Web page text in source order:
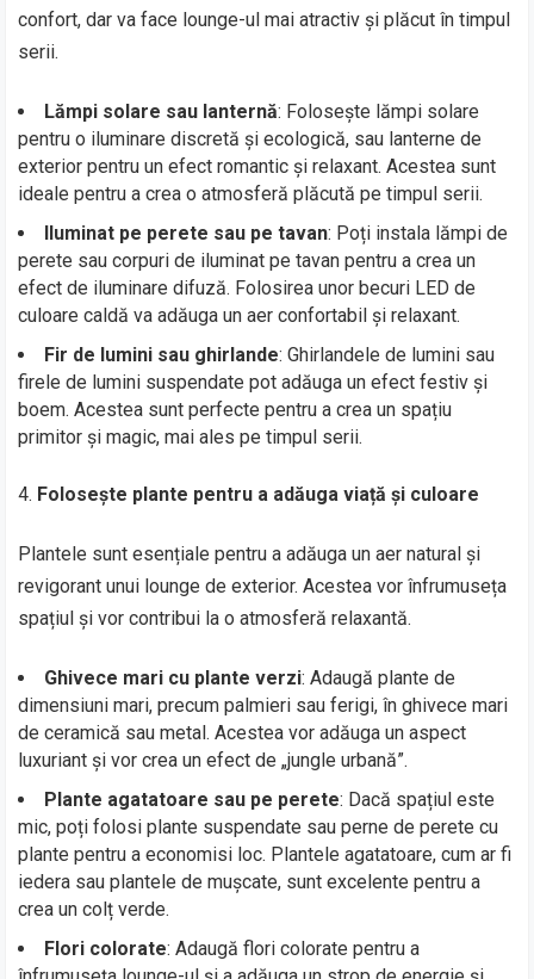
confort, dar va face lounge-ul mai atractiv și plăcut în timpul
serii.
Lămpi solare sau lanternă: Folosește lămpi solare
pentru o iluminare discretă și ecologică, sau lanterne de
exterior pentru un efect romantic și relaxant. Acestea sunt
ideale pentru a crea o atmosferă plăcută pe timpul serii.
Iluminat pe perete sau pe tavan: Poți instala lămpi de
perete sau corpuri de iluminat pe tavan pentru a crea un
efect de iluminare difuză. Folosirea unor becuri LED de
culoare caldă va adăuga un aer confortabil și relaxant.
Fir de lumini sau ghirlande: Ghirlandele de lumini sau
firele de lumini suspendate pot adăuga un efect festiv și
boem. Acestea sunt perfecte pentru a crea un spațiu
primitor și magic, mai ales pe timpul serii.
Folosește plante pentru a adăuga viață și culoare
Plantele sunt esențiale pentru a adăuga un aer natural și
revigorant unui lounge de exterior. Acestea vor înfrumuseța
spațiul și vor contribui la o atmosferă relaxantă.
Ghivece mari cu plante verzi: Adaugă plante de
dimensiuni mari, precum palmieri sau ferigi, în ghivece mari
de ceramică sau metal. Acestea vor adăuga un aspect
luxuriant și vor crea un efect de „jungle urbană”.
Plante agatatoare sau pe perete: Dacă spațiul este
mic, poți folosi plante suspendate sau perne de perete cu
plante pentru a economisi loc. Plantele agatatoare, cum ar fi
iedera sau plantele de mușcate, sunt excelente pentru a
crea un colț verde.
Flori colorate: Adaugă flori colorate pentru a